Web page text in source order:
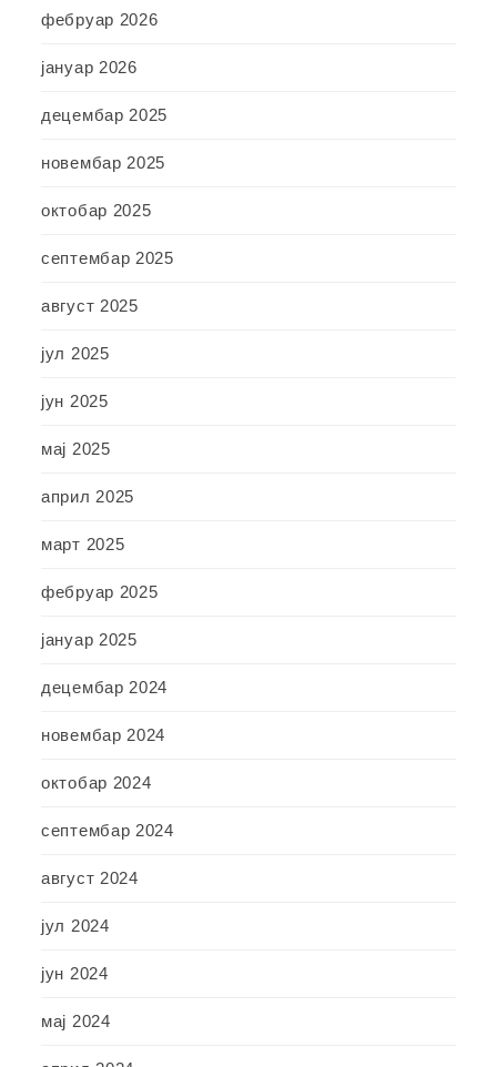
фебруар 2026
јануар 2026
децембар 2025
новембар 2025
октобар 2025
септембар 2025
август 2025
јул 2025
јун 2025
мај 2025
април 2025
март 2025
фебруар 2025
јануар 2025
децембар 2024
новембар 2024
октобар 2024
септембар 2024
август 2024
јул 2024
јун 2024
мај 2024